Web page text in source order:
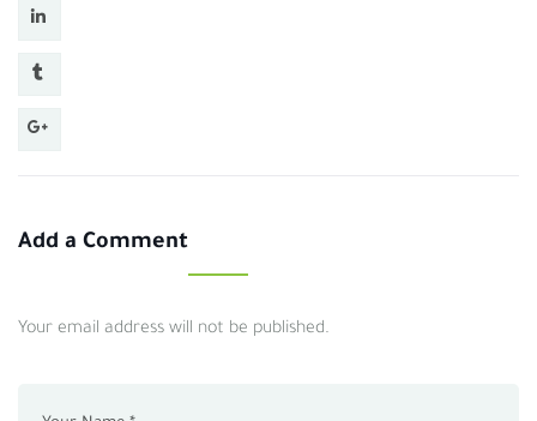
Add a Comment
Your email address will not be published.